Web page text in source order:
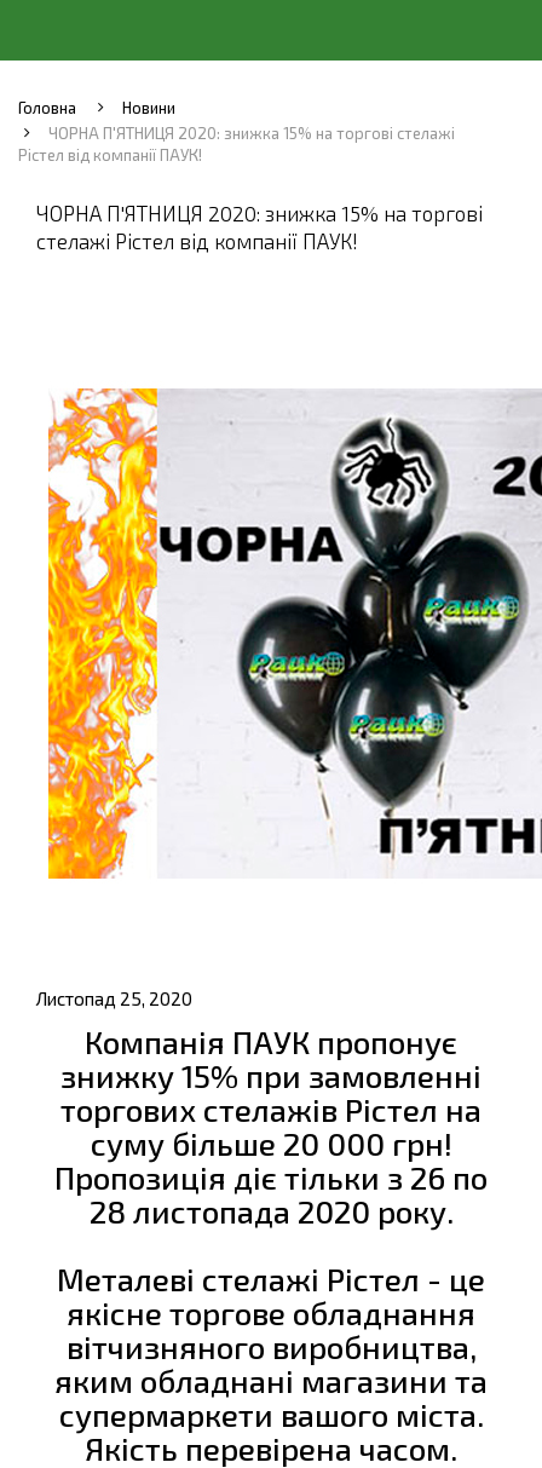
Головна
Новини
ЧОРНА П'ЯТНИЦЯ 2020: знижка 15% на торгові стелажі
Рістел від компанії ПАУК!
ЧОРНА П'ЯТНИЦЯ 2020: знижка 15% на торгові
стелажі Рістел від компанії ПАУК!
Листопад 25, 2020
Компанія ПАУК пропонує
знижку 15% при замовленні
торгових стелажів Рістел на
суму більше 20 000 грн!
Пропозиція діє тільки з 26 по
28 листопада 2020 року.
Металеві стелажі Рістел - це
якісне торгове обладнання
вітчизняного виробництва,
яким обладнані магазини та
супермаркети вашого міста.
Якість перевірена часом.